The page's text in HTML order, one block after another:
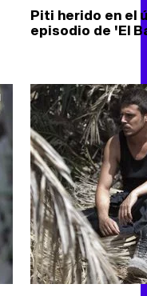
Piti herido en el
episodio de 'El